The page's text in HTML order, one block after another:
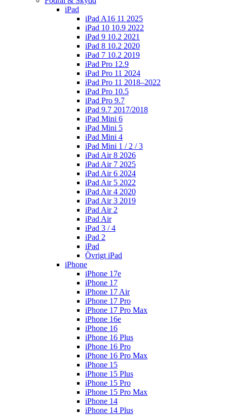
iPad
iPad A16 11 2025
iPad 10 10.9 2022
iPad 9 10.2 2021
iPad 8 10.2 2020
iPad 7 10.2 2019
iPad Pro 12.9
iPad Pro 11 2024
iPad Pro 11 2018–2022
iPad Pro 10.5
iPad Pro 9.7
iPad 9.7 2017/2018
iPad Mini 6
iPad Mini 5
iPad Mini 4
iPad Mini 1 / 2 / 3
iPad Air 8 2026
iPad Air 7 2025
iPad Air 6 2024
iPad Air 5 2022
iPad Air 4 2020
iPad Air 3 2019
iPad Air 2
iPad Air
iPad 3 / 4
iPad 2
iPad
Övrigt iPad
iPhone
iPhone 17e
iPhone 17
iPhone 17 Air
iPhone 17 Pro
iPhone 17 Pro Max
iPhone 16e
iPhone 16
iPhone 16 Plus
iPhone 16 Pro
iPhone 16 Pro Max
iPhone 15
iPhone 15 Plus
iPhone 15 Pro
iPhone 15 Pro Max
iPhone 14
iPhone 14 Plus